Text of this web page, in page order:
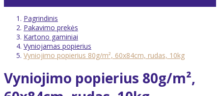
Pagrindinis
Pakavimo prekės
Kartono gaminiai
Vyniojamas popierius
Vyniojimo popierius 80g/m², 60x84cm, rudas, 10kg
Vyniojimo popierius 80g/m²,